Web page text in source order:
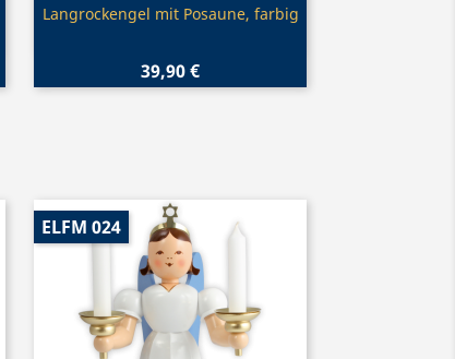
Vorschau
Langrockengel mit Posaune, farbig
39,90 €
ELFM 024